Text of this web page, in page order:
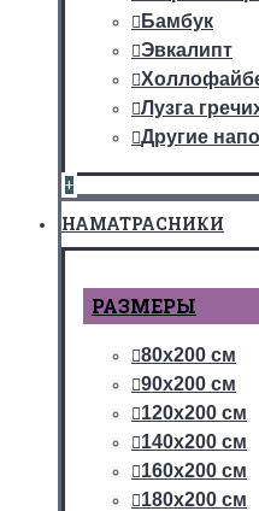
Бамбук
Эвкалипт
Лузга
Другие
+
НАМАТРАСНИКИ
РАЗМЕРЫ
80х200 см
90х200 см
120х200 см
140х200 см
160х200 см
180х200 см